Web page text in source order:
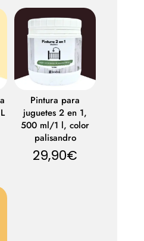
Pintura para
juguetes 2 en 1,
500 ml/1 l, color
palisandro
29,90€